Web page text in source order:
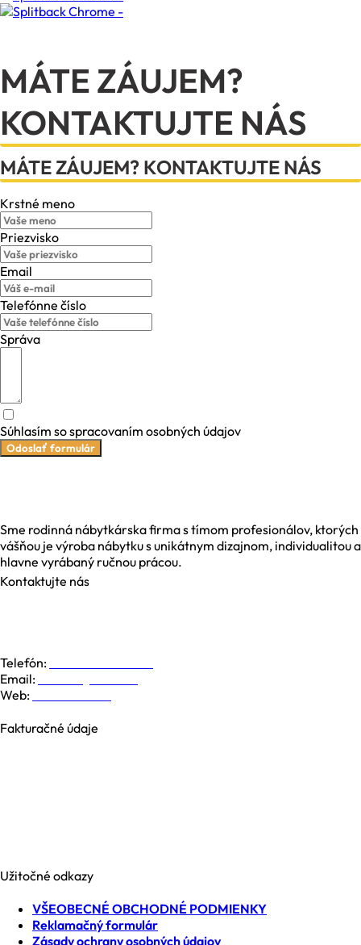
MÁTE ZÁUJEM?
KONTAKTUJTE NÁS
MÁTE ZÁUJEM? KONTAKTUJTE NÁS
Krstné meno
Priezvisko
Email
Telefónne číslo
Správa
Súhlasím so spracovaním osobných údajov
Odoslať formulár
Sme rodinná nábytkárska firma s tímom profesionálov, ktorých
vášňou je výroba nábytku s unikátnym dizajnom, individualitou a
hlavne vyrábaný ručnou prácou.
Kontaktujte nás
Telefón:
Email:
Web:
Fakturačné údaje
Užitočné odkazy
VŠEOBECNÉ OBCHODNÉ PODMIENKY
Reklamačný formulár
Zásady ochrany osobných údajov